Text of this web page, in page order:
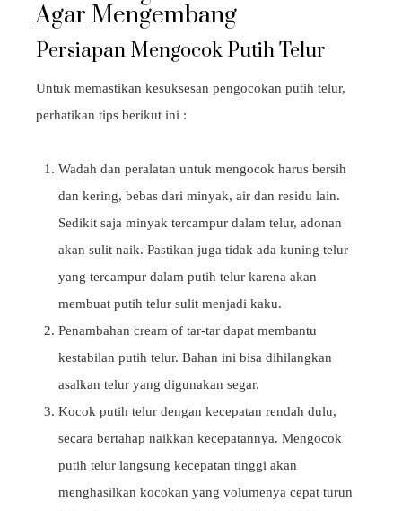
Agar Mengembang
Persiapan Mengocok Putih Telur
Untuk memastikan kesuksesan pengocokan putih telur,
perhatikan tips berikut ini :
Wadah dan peralatan untuk mengocok harus bersih
dan kering, bebas dari minyak, air dan residu lain.
Sedikit saja minyak tercampur dalam telur, adonan
akan sulit naik. Pastikan juga tidak ada kuning telur
yang tercampur dalam putih telur karena akan
membuat putih telur sulit menjadi kaku.
Penambahan cream of tar-tar dapat membantu
kestabilan putih telur. Bahan ini bisa dihilangkan
asalkan telur yang digunakan segar.
Kocok putih telur dengan kecepatan rendah dulu,
secara bertahap naikkan kecepatannya. Mengocok
putih telur langsung kecepatan tinggi akan
menghasilkan kocokan yang volumenya cepat turun